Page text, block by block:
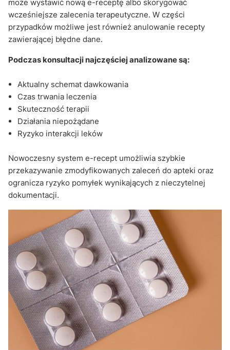
może wystawić nową e-receptę albo skorygować
wcześniejsze zalecenia terapeutyczne. W części
przypadków możliwe jest również anulowanie recepty
zawierającej błędne dane.
Podczas konsultacji najczęściej analizowane są:
Aktualny schemat dawkowania
Czas trwania leczenia
Skuteczność terapii
Działania niepożądane
Ryzyko interakcji leków
Nowoczesny system e-recept umożliwia szybkie
przekazywanie zmodyfikowanych zaleceń do apteki oraz
ogranicza ryzyko pomyłek wynikających z nieczytelnej
dokumentacji.